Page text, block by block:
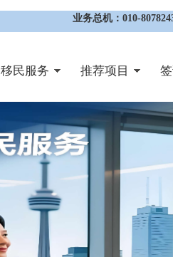
业务总机：010-
移民服务 推荐项目